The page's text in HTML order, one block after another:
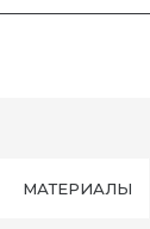
МАТЕРИАЛЫ